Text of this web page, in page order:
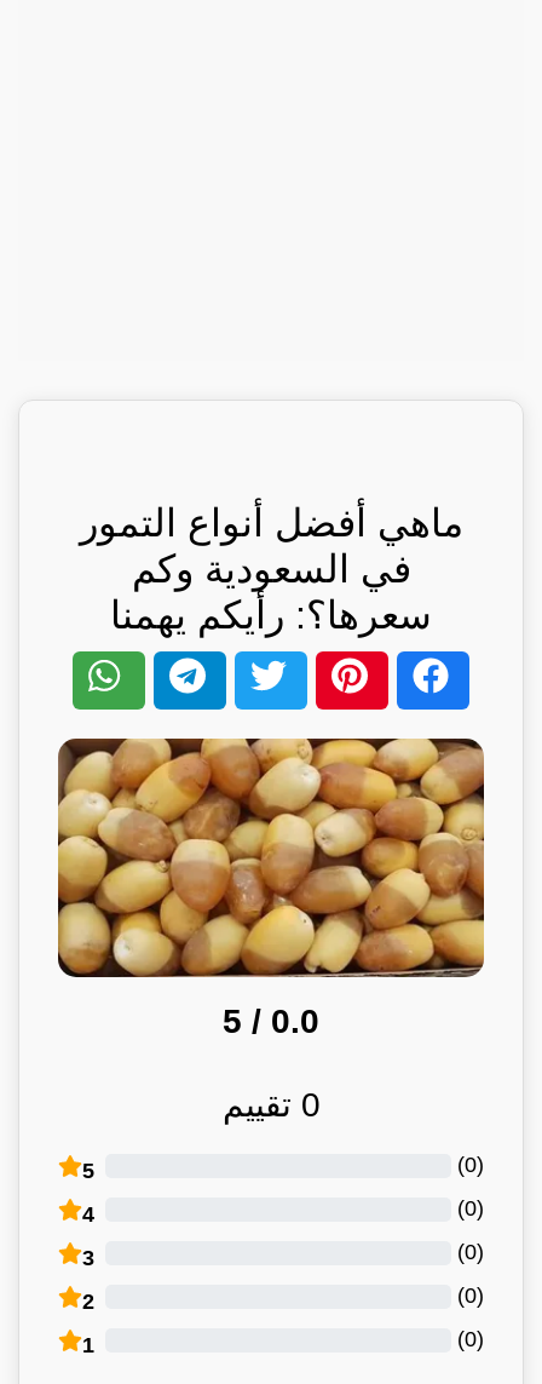
ماهي أفضل أنواع التمور
في السعودية وكم
سعرها؟: رأيكم يهمنا
0.0
/ 5
0 تقييم
5 (
0
)
4 (
0
)
3 (
0
)
2 (
0
)
1 (
0
)